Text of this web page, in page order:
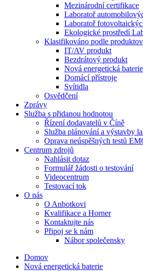
Mezinárodní certifikace
Laboratoř
Laboratoř
Ekologické prostředí
Klasifikováno podle
IT/AV produkt
Bezdrátový produkt
Nová energetická baterie
Domácí přístroje
Svítidla
Osvědčení
Zprávy
Služba s přidanou hodnotou
Řízení dodavatelů v Číně
Služba plánování a výstavby
Oprava neúspěšných testů
Centrum zdrojů
Nahlásit dotaz
Formulář žádosti o testování
Videocentrum
Testovací tok
O nás
O Anbotkovi
Kvalifikace a Horner
Kontaktujte nás
Připoj se k nám
Nábor společensky
Domov
Nová energetická baterie